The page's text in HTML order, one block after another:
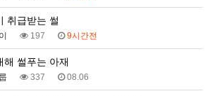
취급받는 썰
197 9시간전
해 썰푸는 아재
337 08.06